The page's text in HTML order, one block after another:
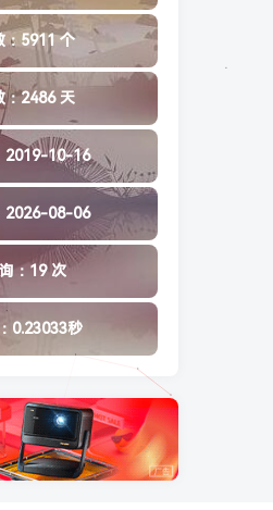
：5911 个
：2486 天
2019-10-16
2026-08-06
：19 次
0.23033秒